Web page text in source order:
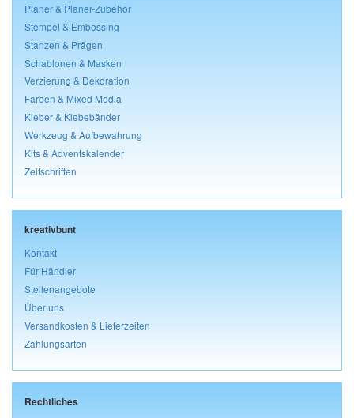
Planer & Planer-Zubehör
Stempel & Embossing
Stanzen & Prägen
Schablonen & Masken
Verzierung & Dekoration
Farben & Mixed Media
Kleber & Klebebänder
Werkzeug & Aufbewahrung
Kits & Adventskalender
Zeitschriften
kreativbunt
Kontakt
Für Händler
Stellenangebote
Über uns
Versandkosten & Lieferzeiten
Zahlungsarten
Rechtliches